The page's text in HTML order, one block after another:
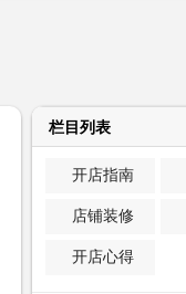
栏目列表
开店指南
店铺装修
开店心得